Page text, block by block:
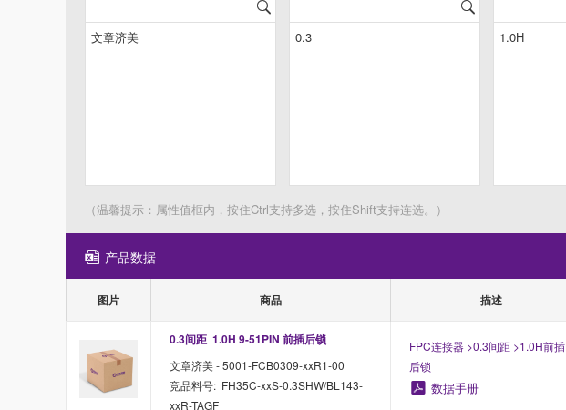
（温馨提示：属性值框内，按住Ctrl支持多选，按住Shift支持连选。）
产品数据
图片 商品 描述
0.3间距  1.0H 9-51PIN 前插后锁
文章济美 - 5001-FCB0309-xxR1-00
竞品料号: FH35C-xxS-0.3SHW/BL143-
xxR-TAGF
FPC连接器 >0.3间距 >1.0H前插
后锁
数据手册